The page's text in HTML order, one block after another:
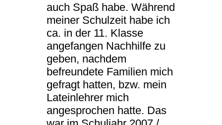
auch Spaß habe. Während
meiner Schulzeit habe ich
ca. in der 11. Klasse
angefangen Nachhilfe zu
geben, nachdem
befreundete Familien mich
gefragt hatten, bzw. mein
Lateinlehrer mich
angesprochen hatte. Das